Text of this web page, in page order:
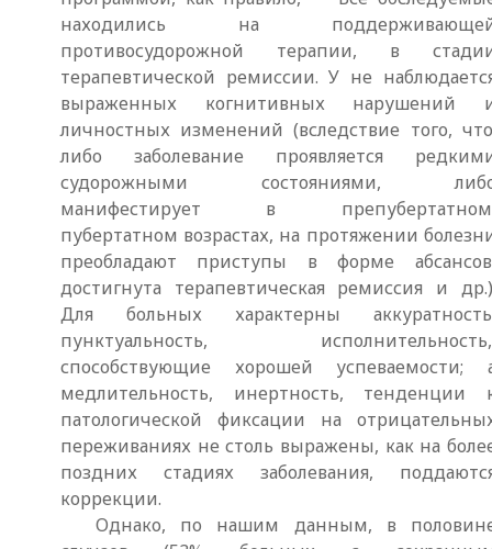
находились на
противосудорожной терапии, в
терапевтической ремиссии. У не
выраженных когнитивных нарушений
личностных изменений (вследствие того,
либо заболевание проявляется
судорожными состояниями,
манифестирует в
пубертатном возрастах, на протяжении
преобладают приступы в форме
достигнута терапевтическая ремиссия и
Для больных характерны
пунктуальность,
способствующие хорошей успеваемости;
медлительность, инертность, тенденции
патологической фиксации на
переживаниях не столь выражены, как на
поздних стадиях заболевания,
коррекции.
Однако, по нашим данным, в